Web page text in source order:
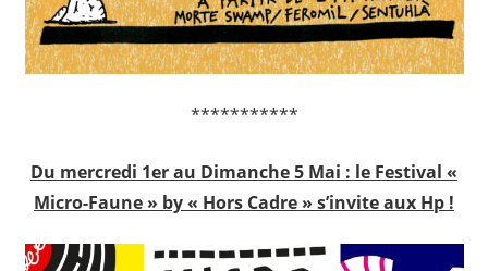
***********
Du mercredi 1er au Dimanche 5 Mai : le Festival «
Micro-Faune » by « Hors Cadre » s’invite aux Hp !